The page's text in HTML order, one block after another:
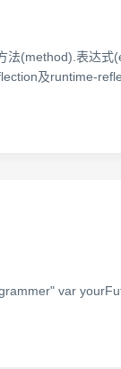
法(method).表达式
及runtime-
var